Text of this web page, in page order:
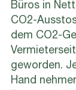
Büros in
CO2-
dem CO2-
geworden.
Hand